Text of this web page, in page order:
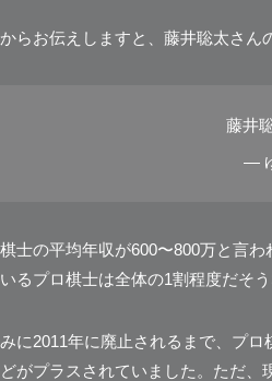
らお伝えしますと、藤井聡太さん
藤井
—
士の平均年収が600〜800万と言
るプロ棋士は全体の1割程度だそ
に2011年に廃止されるまで、プ
がプラスされていました。ただ、